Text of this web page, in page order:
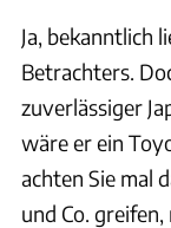
Ja, bekanntlich
Betrachters.
zuverlässiger
wäre er ein
achten Sie mal
und Co.